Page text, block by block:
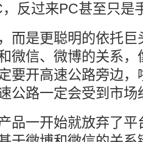
反过来PC甚至只是
而是更聪明的依托
微信、微博的关系
要开高速公路旁边
公路一定会受到市场
品一开始就放弃了